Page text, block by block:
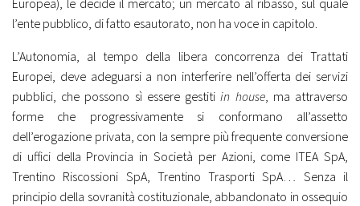
Europea), le decide il mercato; un mercato al ribasso, sul quale
l’ente pubblico, di fatto esautorato, non ha voce in capitolo.
L’Autonomia, al tempo della libera concorrenza dei Trattati
Europei, deve adeguarsi a non interferire nell’offerta dei servizi
pubblici, che possono sì essere gestitiin house, ma attraverso
forme che progressivamente si conformano all’assetto
dell’erogazione privata, con la sempre più frequente conversione
di uffici della Provincia in Società per Azioni, come ITEA SpA,
Trentino Riscossioni SpA, Trentino Trasporti SpA… Senza il
principio della sovranità costituzionale, abbandonato in ossequio